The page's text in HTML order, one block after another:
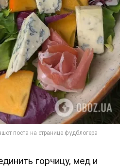
горчицу, мед и